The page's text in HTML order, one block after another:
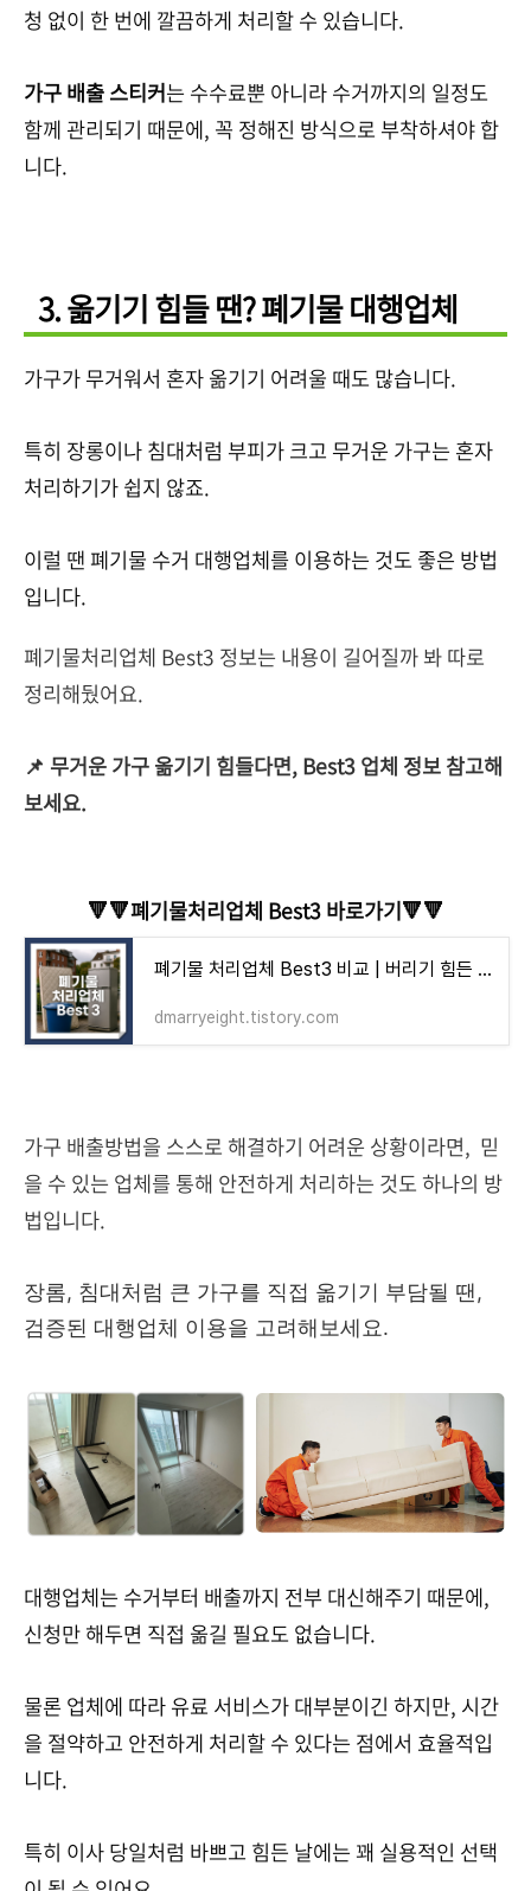
청 없이 한 번에 깔끔하게 처리할 수 있습니다.
가구 배출 스티커는 수수료뿐 아니라 수거까지의 일정도
함께 관리되기 때문에, 꼭 정해진 방식으로 부착하셔야 합
니다.
3. 옮기기 힘들 땐? 폐기물 대행업체
가구가 무거워서 혼자 옮기기 어려울 때도 많습니다.
특히 장롱이나 침대처럼 부피가 크고 무거운 가구는 혼자
처리하기가 쉽지 않죠.
이럴 땐 폐기물 수거 대행업체를 이용하는 것도 좋은 방법
입니다.
폐기물처리업체 Best3 정보는 내용이 길어질까 봐 따로
정리해뒀어요.
📌 무거운 가구 옮기기 힘들다면, Best3 업체 정보 참고해
보세요.
🔻🔻폐기물처리업체 Best3 바로가기🔻🔻
폐기물 처리업체 Best3 비교 | 버리기 힘든 폐기물 처리비용 얼마?
dmarryeight.tistory.com
가구 배출방법을 스스로 해결하기 어려운 상황이라면, 믿
을 수 있는 업체를 통해 안전하게 처리하는 것도 하나의 방
법입니다.
장롬, 침대처럼 큰 가구를 직접 옮기기 부담될 땐,
검증된 대행업체 이용을 고려해보세요.
대행업체는 수거부터 배출까지 전부 대신해주기 때문에,
신청만 해두면 직접 옮길 필요도 없습니다.
물론 업체에 따라 유료 서비스가 대부분이긴 하지만, 시간
을 절약하고 안전하게 처리할 수 있다는 점에서 효율적입
니다.
특히 이사 당일처럼 바쁘고 힘든 날에는 꽤 실용적인 선택